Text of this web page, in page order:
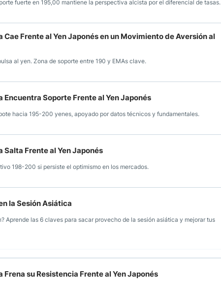
fuerte en 195,00 mantiene la perspectiva alcista por el diferencial de tasas.
Frente al Yen Japonés en un Movimiento de Aversión al
al yen. Zona de soporte entre 190 y EMAs clave.
Soporte Frente al Yen Japonés
hacia 195-200 yenes, apoyado por datos técnicos y fundamentales.
Salta Frente al Yen Japonés
198-200 si persiste el optimismo en los mercados.
la Sesión Asiática
Aprende las 6 claves para sacar provecho de la sesión asiática y mejorar tus
su Resistencia Frente al Yen Japonés